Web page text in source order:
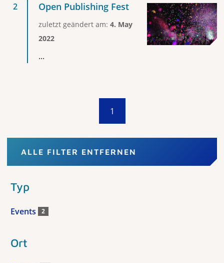
Open Publishing Fest
zuletzt geändert am: 4. May
2022
...
1
ALLE FILTER ENTFERNEN
Typ
Events 2
Ort